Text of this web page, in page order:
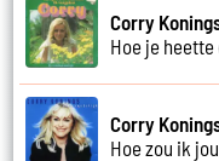
Corry
Hoe je
Corry
Hoe zou ik